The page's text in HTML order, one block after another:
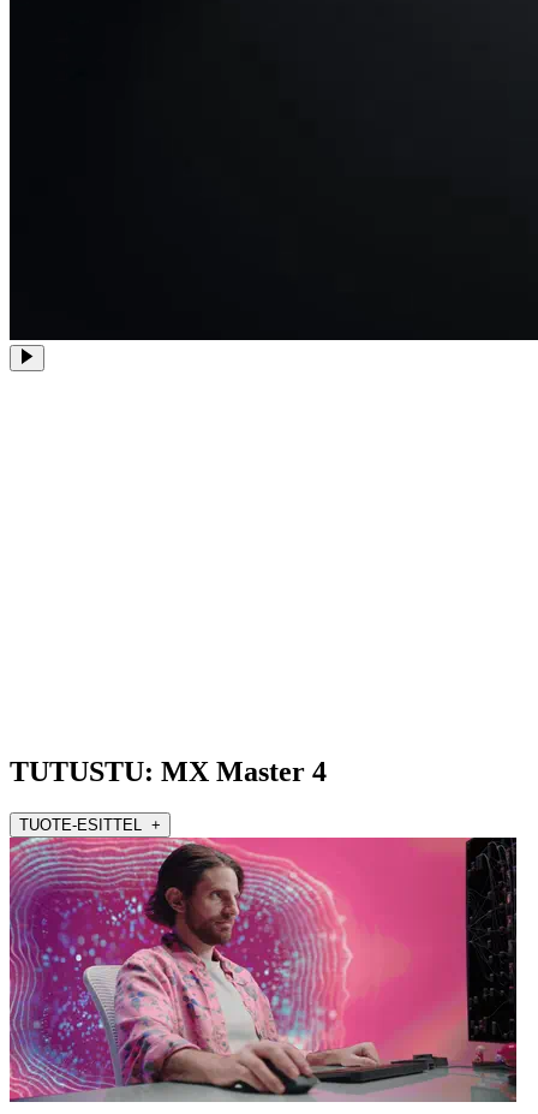
TUTUSTU: MX Master 4
TUOTE-ESITTEL +